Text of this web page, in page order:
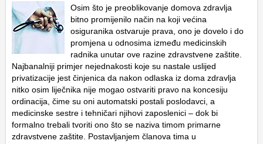
Osim što je preoblikovanje domova zdravlja
bitno promijenilo način na koji većina
osiguranika ostvaruje prava, ono je dovelo i do
promjena u odnosima između medicinskih
radnika unutar ove razine zdravstvene zaštite.
Najbanalniji primjer nejednakosti koje su nastale uslijed
privatizacije jest činjenica da nakon odlaska iz doma zdravlja
nitko osim liječnika nije mogao ostvariti pravo na koncesiju
ordinacija, čime su oni automatski postali poslodavci, a
medicinske sestre i tehničari njihovi zaposlenici – dok bi
formalno trebali tvoriti ono što se naziva timom primarne
zdravstvene zaštite. Postavljanjem članova tima u